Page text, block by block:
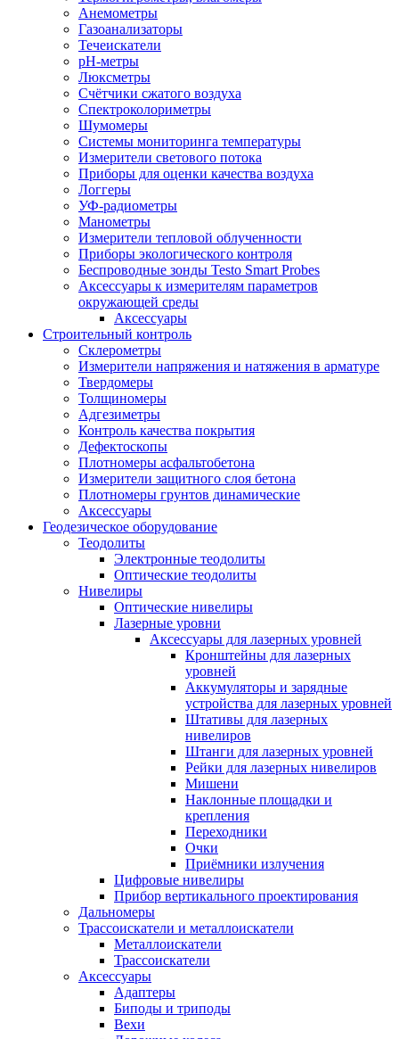
Анемометры
Газоанализаторы
Течеискатели
pH-метры
Люксметры
Счётчики сжатого воздуха
Спектроколориметры
Шумомеры
Системы мониторинга температуры
Измерители светового потока
Приборы для оценки качества воздуха
Логгеры
УФ-радиометры
Манометры
Измерители тепловой облученности
Приборы экологического контроля
Беспроводные зонды Testo Smart Probes
Аксессуары к измерителям параметров
окружающей среды
Аксессуары
Строительный контроль
Склерометры
Измерители напряжения и натяжения в арматуре
Твердомеры
Толщиномеры
Адгезиметры
Контроль качества покрытия
Дефектоскопы
Плотномеры асфальтобетона
Измерители защитного слоя бетона
Плотномеры грунтов динамические
Аксессуары
Геодезическое оборудование
Теодолиты
Электронные теодолиты
Оптические теодолиты
Нивелиры
Оптические нивелиры
Лазерные уровни
Аксессуары для лазерных уровней
Кронштейны для лазерных
уровней
Аккумуляторы и зарядные
устройства для лазерных уровней
Штативы для лазерных
нивелиров
Штанги для лазерных уровней
Рейки для лазерных нивелиров
Мишени
Наклонные площадки и
крепления
Переходники
Очки
Приёмники излучения
Цифровые нивелиры
Прибор вертикального проектирования
Дальномеры
Трассоискатели и металлоискатели
Металлоискатели
Трассоискатели
Аксессуары
Адаптеры
Биподы и триподы
Вехи